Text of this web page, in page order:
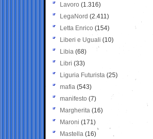
Lavoro (1.316)
LegaNord (2.411)
Letta Enrico (154)
Liberi e Uguali (10)
Libia (68)
Libri (33)
Liguria Futurista (25)
mafia (543)
manifesto (7)
Margherita (16)
Maroni (171)
Mastella (16)